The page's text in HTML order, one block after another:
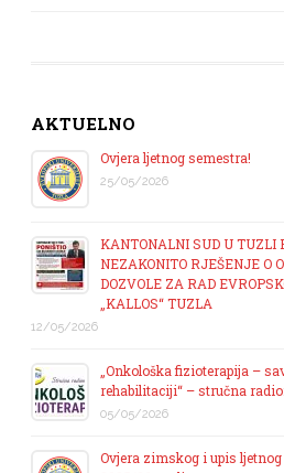
AKTUELNO
Ovjera ljetnog semestra!
25/05/2026
KANTONALNI SUD U TUZLI
NEZAKONITO RJEŠENJE O
DOZVOLE ZA RAD
„KALLOS“ TUZLA
12/05/2026
„Onkološka fizioterapija –
rehabilitaciji“ – stručna
05/05/2026
Ovjera zimskog i upis